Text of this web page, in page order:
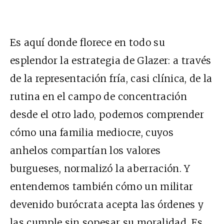
Es aquí donde florece en todo su
esplendor la estrategia de Glazer: a través
de la representación fría, casi clínica, de la
rutina en el campo de concentración
desde el otro lado, podemos comprender
cómo una familia mediocre, cuyos
anhelos compartían los valores
burgueses, normalizó la aberración. Y
entendemos también cómo un militar
devenido burócrata acepta las órdenes y